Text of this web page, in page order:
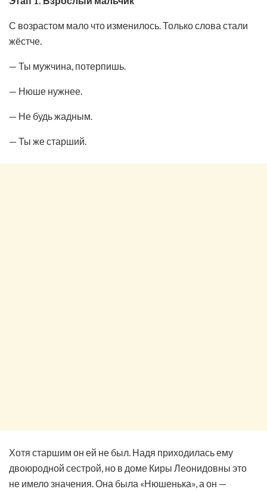
С возрастом мало что изменилось. Только слова стали
жёстче.
— Ты мужчина, потерпишь.
— Нюше нужнее.
— Не будь жадным.
— Ты же старший.
Хотя старшим он ей не был. Надя приходилась ему
двоюродной сестрой, но в доме Киры Леонидовны это
не имело значения. Она была «Нюшенька», а он —